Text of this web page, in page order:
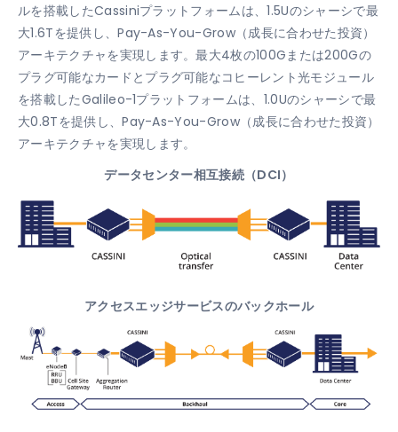
ルを搭載したCassiniプラットフォームは、1.5Uのシャーシで最
大1.6Tを提供し、Pay-As-You-Grow（成長に合わせた投資）
アーキテクチャを実現します。最大4枚の100Gまたは200Gの
プラグ可能なカードとプラグ可能なコヒーレント光モジュール
を搭載したGalileo-1プラットフォームは、1.0Uのシャーシで最
大0.8Tを提供し、Pay-As-You-Grow（成長に合わせた投資）
アーキテクチャを実現します。
データセンター相互接続（DCI）
アクセスエッジサービスのバックホール